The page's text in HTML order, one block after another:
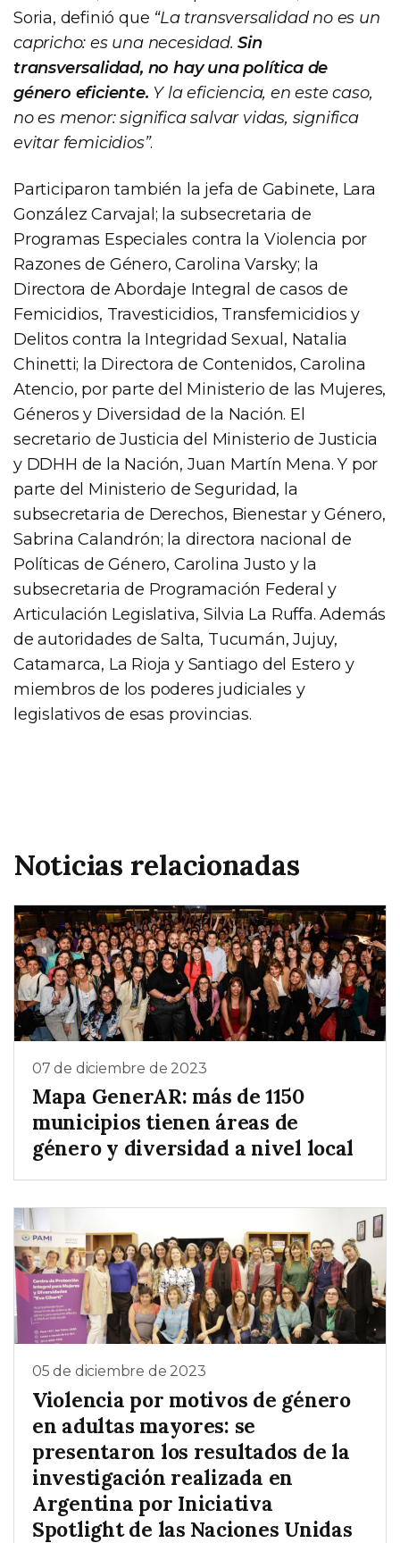
Soria, definió que “La transversalidad no es un
capricho: es una necesidad.Sin
transversalidad, no hay una política de
género eficiente. Y la eficiencia, en este caso,
no es menor: significa salvar vidas, significa
evitar femicidios”.
Participaron también la jefa de Gabinete, Lara
González Carvajal; la subsecretaria de
Programas Especiales contra la Violencia por
Razones de Género, Carolina Varsky; la
Directora de Abordaje Integral de casos de
Femicidios, Travesticidios, Transfemicidios y
Delitos contra la Integridad Sexual, Natalia
Chinetti; la Directora de Contenidos, Carolina
Atencio, por parte del Ministerio de las Mujeres,
Géneros y Diversidad de la Nación. El
secretario de Justicia del Ministerio de Justicia
y DDHH de la Nación, Juan Martín Mena. Y por
parte del Ministerio de Seguridad, la
subsecretaria de Derechos, Bienestar y Género,
Sabrina Calandrón; la directora nacional de
Políticas de Género, Carolina Justo y la
subsecretaria de Programación Federal y
Articulación Legislativa, Silvia La Ruffa. Además
de autoridades de Salta, Tucumán, Jujuy,
Catamarca, La Rioja y Santiago del Estero y
miembros de los poderes judiciales y
legislativos de esas provincias.
Noticias relacionadas
07 de diciembre de 2023
Mapa GenerAR: más de 1150
municipios tienen áreas de
género y diversidad a nivel local
05 de diciembre de 2023
Violencia por motivos de género
en adultas mayores: se
presentaron los resultados de la
investigación realizada en
Argentina por Iniciativa
Spotlight de las Naciones Unidas